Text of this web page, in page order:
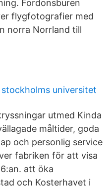
Fordonsburen
flygfotografier med
norra Norrland till
universitet
utmed Kinda
måltider, goda
och personlig service
fabriken för att visa
att öka
och Kosterhavet i